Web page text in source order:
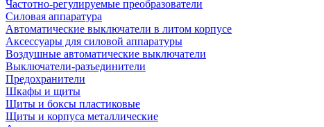
Частотно-регулируемые преобразователи
Силовая аппаратура
Автоматические выключатели в литом корпусе
Аксессуары для силовой аппаратуры
Воздушные автоматические выключатели
Выключатели-разъединители
Предохранители
Шкафы и щиты
Щиты и боксы пластиковые
Щиты и корпуса металлические